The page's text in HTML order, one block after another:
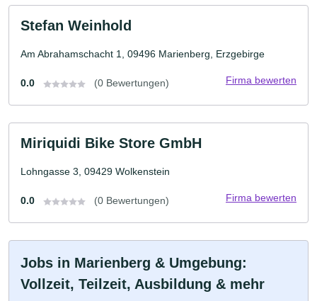
Stefan Weinhold
Am Abrahamschacht 1, 09496 Marienberg, Erzgebirge
0.0 (0 Bewertungen) Firma bewerten
Miriquidi Bike Store GmbH
Lohngasse 3, 09429 Wolkenstein
0.0 (0 Bewertungen) Firma bewerten
Jobs in Marienberg & Umgebung:
Vollzeit, Teilzeit, Ausbildung & mehr